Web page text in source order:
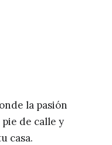
la pasión
de calle y
casa.